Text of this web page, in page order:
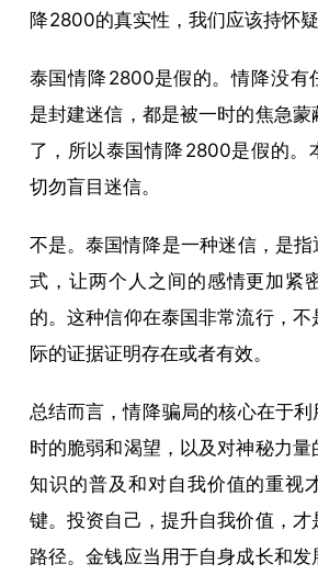
降2800的真实性，我们应该持怀疑
泰国情降 2800是假的。情降没有
是封建迷信，都是被一时的焦急
了，所以泰国情降 2800是假的。
切勿盲目迷信。
不是。泰国情降是一种迷信，是
式，让两个人之间的感情更加紧
的。这种信仰在泰国非常流行，
际的证据证明存在或者有效。
总结而言，情降骗局的核心在于
时的脆弱和渴望，以及对神秘力
知识的普及和对自我价值的重视
键。投资自己，提升自我价值，才
路径。金钱应当用于自身成长和